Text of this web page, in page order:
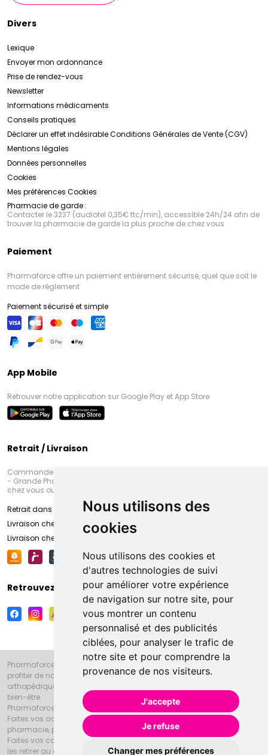
Nous utilisons des
cookies
Nous utilisons des cookies et
d'autres technologies de suivi
pour améliorer votre expérience
de navigation sur notre site, pour
vous montrer un contenu
personnalisé et des publicités
ciblées, pour analyser le trafic de
notre site et pour comprendre la
provenance de nos visiteurs.
J'accepte
Je refuse
Changer mes préférences
Divers
Lexique
Envoyer mon ordonnance
Prise de rendez-vous
Newsletter
Informations médicaments
Conseils pratiques
Déclarer un effet indésirableConditions Générales de Vente (CGV)
Mentions légales
Données personnelles
Cookies
Mes préférences Cookies
Pharmacie de garde :
Contacter le 3237 (audiotel 0,35€ ttc/min), accessible 24h/24 afin de
trouver la pharmacie de garde la plus proche de chez vous
Paiement
Pharmaforce offre un paiement entièrement sécurisé, quel que soit le
mode de règlement
Paiement sécurisé et simple
App Mobile
Retrouver notre application sur Google Play et App Store
Retrait / Livraison
Commandez en ligne et venez chercher votre commande à Amiens
- Grande Pharmacie d’Amiens (Fachon) ou recevez-là rapidement
chez vous ou en point retrait
Retrait dans la pharmacie d’Amiens
Livraison chez vous
Livraison chez votre commerçant
Retrouvez-nous sur vos réseaux sociaux
Pharmaforce.fr et la Grande Pharmacie d’Amiens vous souhaitent de
profiter de notre accueil, de nos conseils pharmaceutiques,
orthopédiques, homéopathiques, parapharmaceutiques, beauté et
bien-être.
Pharmaforce.fr est le site internet de la Grande Pharmacie d’Amiens.
Faites vos achats en ligne grâce à un choix de 20000 références en
pharmacie, parapharmacie, diététique et animaux (vétérinaire).
Faites vos courses de pharmacie et parapharmacie en ligne et venez
les retirer au drive ou vous les faire livrer à domicile.